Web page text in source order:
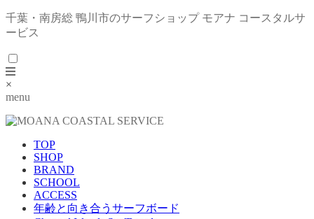
千葉・南房総 鴨川市のサーフショップ モアナ コースタルサ
ービス
×
menu
TOP
SHOP
BRAND
SCHOOL
ACCESS
年齢と向き合うサーフボード